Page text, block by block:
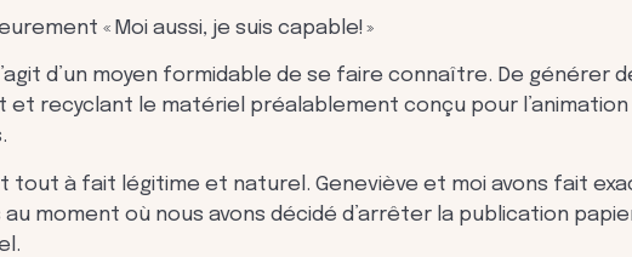
« Moi aussi, je suis capable! »
d’un moyen formidable de se faire connaître. De générer
et recyclant le matériel préalablement conçu pour l’animation
tout à fait légitime et naturel. Geneviève et moi avons fait
au moment où nous avons décidé d’arrêter la publication